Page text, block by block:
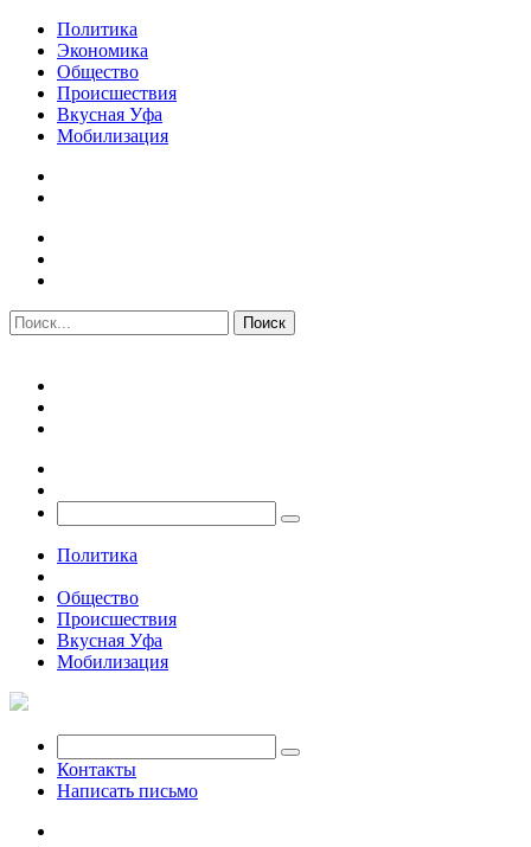
Политика
Экономика
Общество
Происшествия
Вкусная Уфа
Мобилизация
Политика
Общество
Происшествия
Вкусная Уфа
Мобилизация
Контакты
Написать письмо